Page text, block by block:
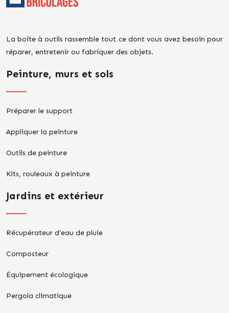
La boîte à outils rassemble tout ce dont vous avez besoin pour
réparer, entretenir ou fabriquer des objets.
Peinture, murs et sols
Préparer le support
Appliquer la peinture
Outils de peinture
Kits, rouleaux à peinture
Jardins et extérieur
Récupérateur d’eau de pluie
Composteur
Équipement écologique
Pergola climatique